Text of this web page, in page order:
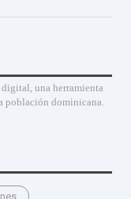
una herramienta
población dominicana.